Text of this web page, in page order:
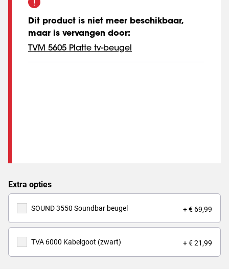
Dit product is niet meer beschikbaar,
maar is vervangen door:
TVM 5605 Platte tv-beugel
Extra opties
SOUND 3550 Soundbar beugel + € 69,99
TVA 6000 Kabelgoot (zwart) + € 21,99